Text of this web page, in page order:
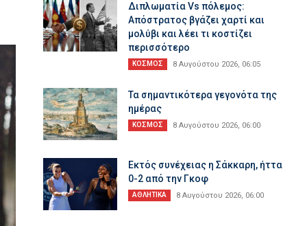
Διπλωματία Vs πόλεμος:
Απόστρατος βγάζει χαρτί και
μολύβι και λέει τι κοστίζει
περισσότερο
ΚΟΣΜΟΣ 8 Αυγούστου 2026, 06:05
Τα σημαντικότερα γεγονότα της
ημέρας
ΚΟΣΜΟΣ 8 Αυγούστου 2026, 06:00
Εκτός συνέχειας η Σάκκαρη, ήττα
0-2 από την Γκοφ
ΑΘΛΗΤΙΚΑ 8 Αυγούστου 2026, 06:00